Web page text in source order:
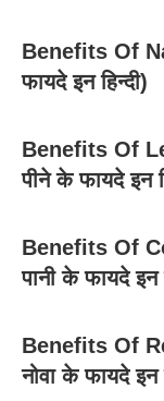
Benefits Of
फायदे इन हिन्दी)
Benefits Of
पीने के फायदे इन
Benefits Of
पानी के फायदे इन
Benefits Of
नोवा के फायदे इन